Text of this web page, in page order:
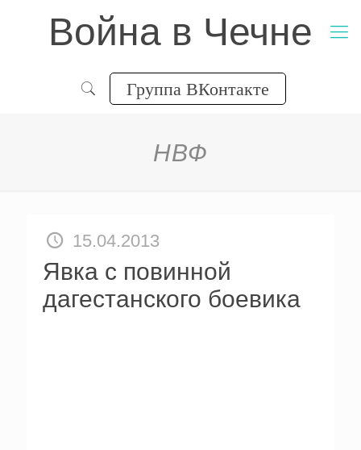
Война в Чечне
Группа ВКонтакте
НВФ
15.04.2013
Явка с повинной
дагестанского боевика